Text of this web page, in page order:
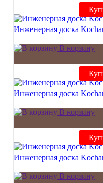
Инженерная доска
В корзину
Инженерная доска
В корзину
Инженерная доска
В корзину